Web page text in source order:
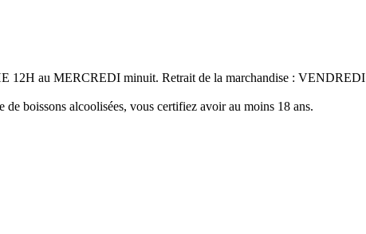
12H au MERCREDI minuit. Retrait de la marchandise : VENDREDI
boissons alcoolisées, vous certifiez avoir au moins 18 ans.